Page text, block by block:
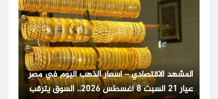
المشهد الاقتصادي – اسعار الذهب اليوم في مصر
عيار 21 السبت 8 أغسطس 2026.. السوق يترقب